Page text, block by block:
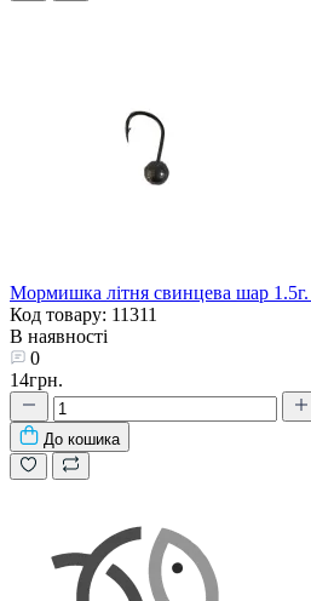
Мормишка літня свинцева шар
Код товару: 11311
В наявності
0
14грн.
До кошика